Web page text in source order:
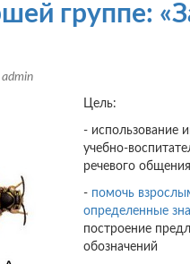
группе:
admin
Цель:
- использование
учебно-
речевого
- помочь
определенные
построение
обозначений